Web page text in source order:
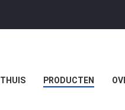
THUIS PRODUCTEN